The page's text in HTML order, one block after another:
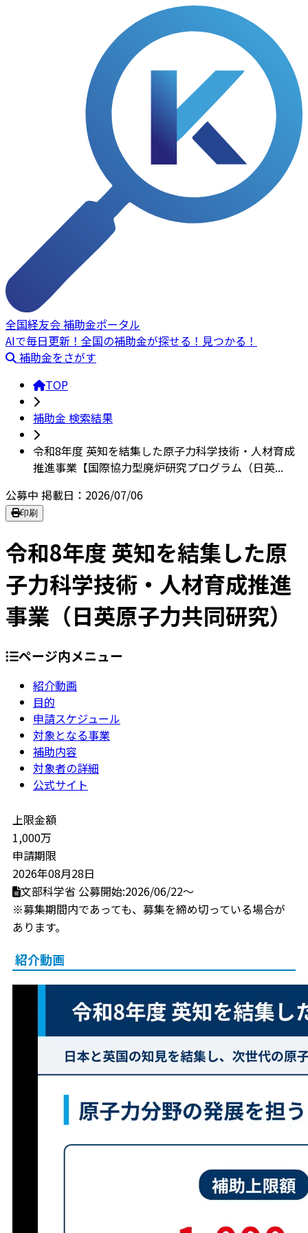
全国経友会 補助金ポータル
AIで毎日更新！全国の補助金が探せる！見つかる！
補助金をさがす
TOP
補助金 検索結果
令和8年度 英知を結集した原子力科学技術・人材育成
推進事業【国際協力型廃炉研究プログラム（日英...
公募中 掲載日：2026/07/06
印刷
令和8年度 英知を結集した原
子力科学技術・人材育成推進
事業（日英原子力共同研究）
ページ内メニュー
紹介動画
目的
申請スケジュール
対象となる事業
補助内容
対象者の詳細
公式サイト
上限金額
1,000万
申請期限
2026年08月28日
文部科学省 公募開始:2026/06/22～
※募集期間内であっても、募集を締め切っている場合が
あります。
紹介動画